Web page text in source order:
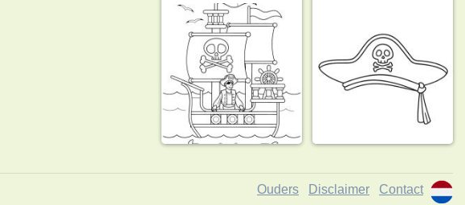
Ouders Disclaimer Contact